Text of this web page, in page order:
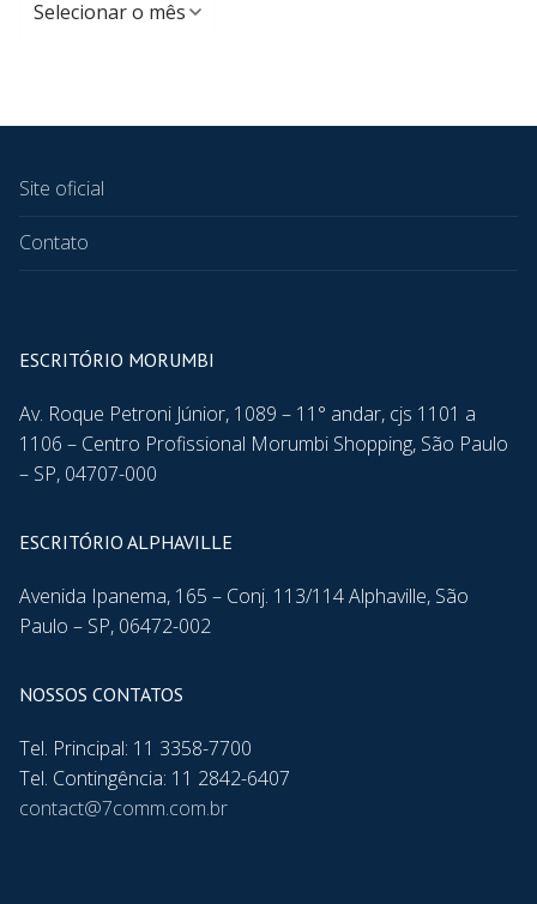
Site oficial
Contato
ESCRITÓRIO MORUMBI
Av. Roque Petroni Júnior, 1089 – 11° andar, cjs 1101 a
1106 – Centro Profissional Morumbi Shopping, São Paulo
– SP, 04707-000
ESCRITÓRIO ALPHAVILLE
Avenida Ipanema, 165 – Conj. 113/114 Alphaville, São
Paulo – SP, 06472-002
NOSSOS CONTATOS
Tel. Principal: 11 3358-7700
Tel. Contingência: 11 2842-6407
contact@7comm.com.br